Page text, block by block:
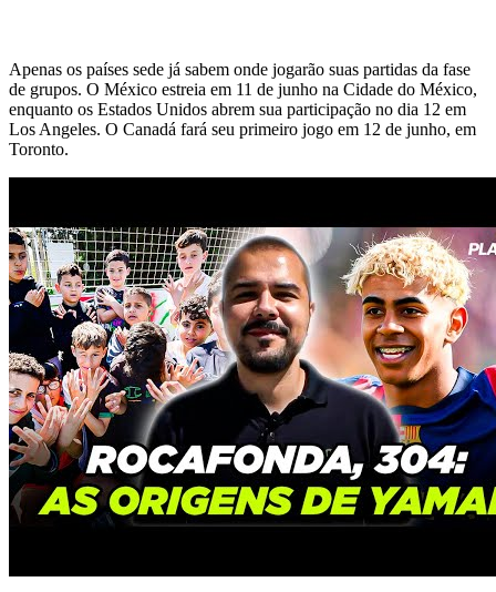
Apenas os países sede já sabem onde jogarão suas partidas da fase
de grupos. O México estreia em 11 de junho na Cidade do México,
enquanto os Estados Unidos abrem sua participação no dia 12 em
Los Angeles. O Canadá fará seu primeiro jogo em 12 de junho, em
Toronto.